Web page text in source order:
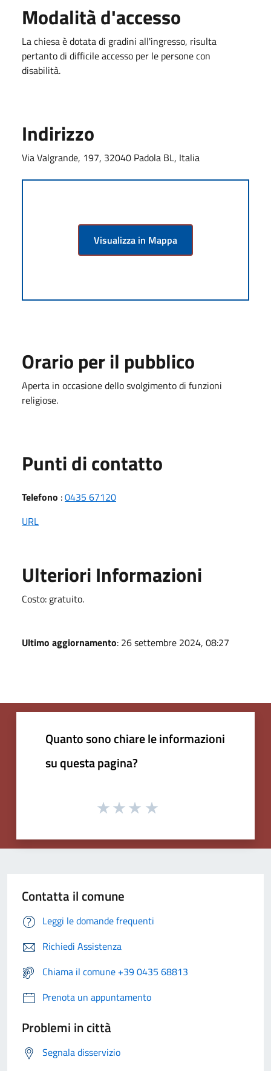
Modalità d'accesso
La chiesa è dotata di gradini all'ingresso, risulta
pertanto di difficile accesso per le persone con
disabilità.
Indirizzo
Via Valgrande, 197, 32040 Padola BL, Italia
Visualizza in Mappa
Orario per il pubblico
Aperta in occasione dello svolgimento di funzioni
religiose.
Punti di contatto
Telefono :0435 67120
URL
Ulteriori Informazioni
Costo: gratuito.
Ultimo aggiornamento: 26 settembre 2024, 08:27
Quanto sono chiare le informazioni
su questa pagina?
Contatta il comune
Leggi le domande frequenti
Richiedi Assistenza
Chiama il comune +39 0435 68813
Prenota un appuntamento
Problemi in città
Segnala disservizio